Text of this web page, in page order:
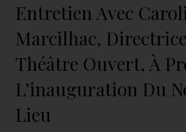
Entretien Avec
Marcilhac,
Théâtre Ouvert, À
L’inauguration Du
Lieu